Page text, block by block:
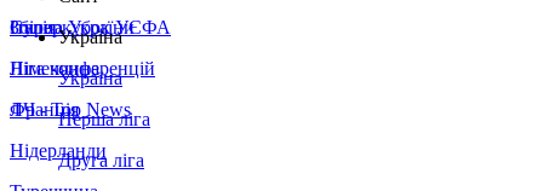
Збірна України
Італія
Німеччина
Франція
Нідерланди
Суперкубок УЄФА
Ліга конференцій
ЛЧ - Top News
Україна
Україна
Перша ліга
Друга ліга